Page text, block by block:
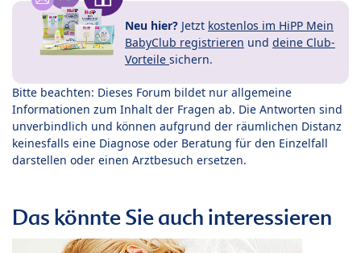
Neu hier? Jetzt kostenlos im HiPP Mein
BabyClub registrieren und deine Club-
Vorteile sichern.
Bitte beachten: Dieses Forum bildet nur allgemeine
Informationen zum Inhalt der Fragen ab. Die Antworten sind
unverbindlich und können aufgrund der räumlichen Distanz
keinesfalls eine Diagnose oder Beratung für den Einzelfall
darstellen oder einen Arztbesuch ersetzen.
Das könnte Sie auch interessieren